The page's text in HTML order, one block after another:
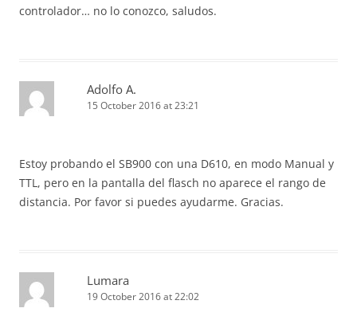
controlador… no lo conozco, saludos.
Adolfo A.
15 October 2016 at 23:21
Estoy probando el SB900 con una D610, en modo Manual y
TTL, pero en la pantalla del flasch no aparece el rango de
distancia. Por favor si puedes ayudarme. Gracias.
Lumara
19 October 2016 at 22:02